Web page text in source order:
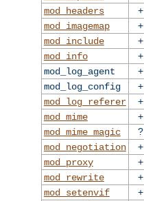
mod_headers
+
mod_imagemap
+
mod_include
+
mod_info
+
mod_log_agent
+
mod_log_config
+
mod_log_referer
+
mod_mime
+
mod_mime_magic
?
mod_negotiation
+
mod_proxy
+
mod_rewrite
+
mod_setenvif
+